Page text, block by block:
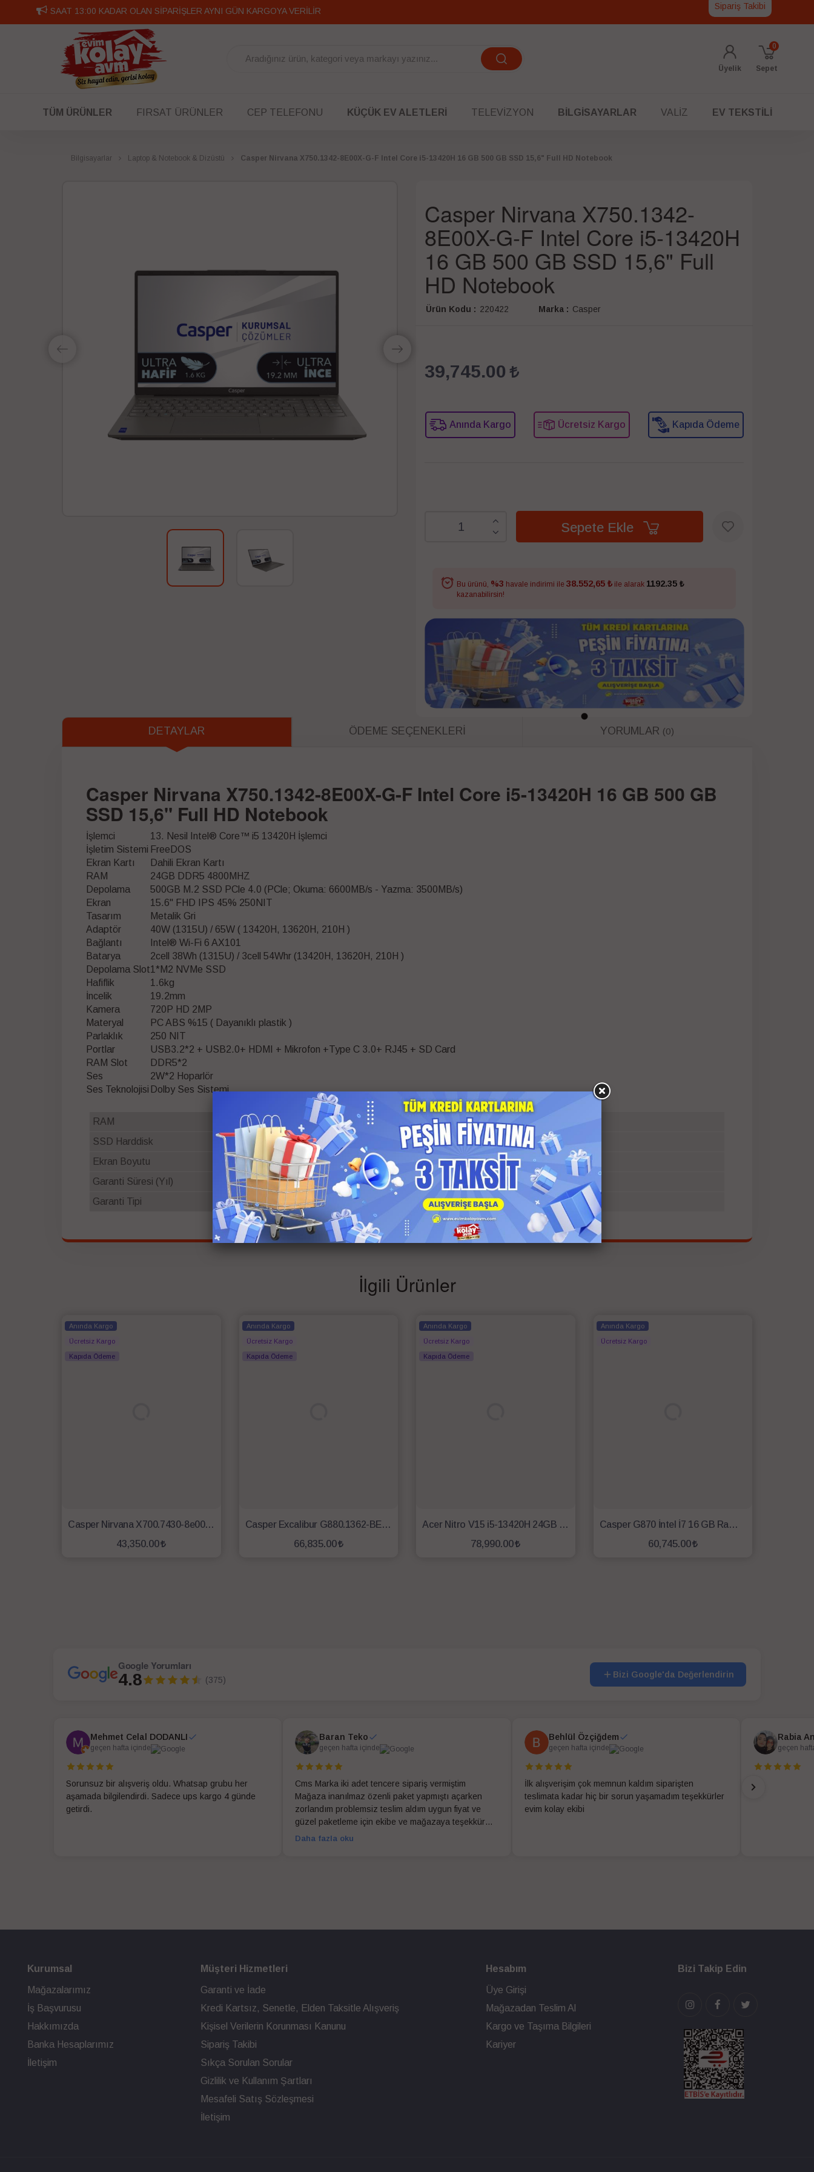
SAAT 13:00 KADAR OLAN SİPARİŞLER AYNI GÜN KARGOYA VERİLİR Sipariş Takibi
Üyelik Sepet
0
TÜM ÜRÜNLER FIRSAT ÜRÜNLER CEP TELEFONU KÜÇÜK EV ALETLERI TELEVIZYON BILGISAYARLAR VALIZ EV TEKSTILI
Bilgisayarlar Laptop & Notebook & Dizüstü Casper Nirvana X750.1342-8E00X-G-F Intel Core i5-13420H 16 GB 500 GB SSD 15,6" Full HD Notebook
Casper Nirvana X750.1342-
8E00X-G-F Intel Core i5-13420H
16 GB 500 GB SSD 15,6" Full
HD Notebook
Ürün Kodu : 220422 Marka : Casper
39,745.00
Anında Kargo Ücretsiz Kargo Kapıda Ödeme
Sepete Ekle
Bu ürünü, %3 havale indirimi ile38.552,65 ₺ ile alarak 1192.35 ₺
kazanabilirsin!
DETAYLAR ÖDEME SEÇENEKLERI YORUMLAR (0)
Casper Nirvana X750.1342-8E00X-G-F Intel Core i5-13420H 16 GB 500 GB
SSD 15,6" Full HD Notebook
İşlemci
13. Nesil Intel® Core™ i5 13420H İşlemci
İşletim Sistemi FreeDOS
Ekran Kartı
Dahili Ekran Kartı
RAM
24GB DDR5 4800MHZ
Depolama
500GB M.2 SSD PCle 4.0 (PCle; Okuma: 6600MB/s - Yazma: 3500MB/s)
Ekran
15.6" FHD IPS 45% 250NIT
Tasarım
Metalik Gri
Adaptör
40W (1315U) / 65W ( 13420H, 13620H, 210H )
Bağlantı
Intel® Wi-Fi 6 AX101
Batarya
2cell 38Wh (1315U) / 3cell 54Whr (13420H, 13620H, 210H )
Depolama Slot1*M2 NVMe SSD
Hafiflik
1.6kg
İncelik
19.2mm
Kamera
720P HD 2MP
Materyal
PC ABS %15 ( Dayanıklı plastik )
Parlaklık
250 NIT
Portlar
USB3.2*2 + USB2.0+ HDMI + Mikrofon +Type C 3.0+ RJ45 + SD Card
RAM Slot
DDR5*2
Ses
2W*2 Hoparlör
Ses Teknolojisi Dolby Ses Sistemi
RAM
16 GB
SSD Harddisk
500 GB
Ekran Boyutu
15.6
Garanti Süresi (Yıl)
Garanti Tipi
Resmi Distribütör Garantili
İlgili Ürünler
Anında Kargo
Ücretsiz Kargo
Kapıda Ödeme
Casper Nirvana X700.7430-8e00x-g-f R5- 7430u 8gb 500gb 15.6'' Fdos Notebook
43,350.00
Anında Kargo
Ücretsiz Kargo
Kapıda Ödeme
Casper Excalibur G880.1362-BEJ0X-C i7-13620H 16 GB 500 GB SSD RTX3050 6GB 15.6" Gaming Laptop
66,835.00
Anında Kargo
Ücretsiz Kargo
Kapıda Ödeme
Acer Nitro V15 i5-13420H 24GB 512GB SSD RTX3050/6GB 15.6'' 144Hz FHD W11P Oyun Bilgisayarı
78,990.00
Anında Kargo
Ücretsiz Kargo
Casper G870 İntel İ7 16 GB Ram 1 TB SSD Intel Graphics 15,6" Fhd Gaming Laptop
60,745.00
Google Yorumları
4.8 (375)
Bizi Google'da Değerlendirin
Mehmet Celal DODANLI
geçen hafta içinde
Sorunsuz bir alışveriş oldu. Whatsap grubu her
aşamada bilgilendirdi. Sadece ups kargo 4 günde
getirdi.
Baran Teko
geçen hafta içinde
Cms Marka iki adet tencere sipariş vermiştim
Mağaza inanılmaz özenli paket yapmıştı açarken
zorlandım problemsiz teslim aldım uygun fiyat ve
güzel paketleme için ekibe ve mağazaya teşekkür
ederim
Daha fazla oku
Behlül Özçiğdem
geçen hafta içinde
İlk alışverişim çok memnun kaldım siparişten
teslimata kadar hiç bir sorun yaşamadım teşekkürler
evim kolay ekibi
Rabia
geçen
Kurumsal
Mağazalarımız
İş Başvurusu
Hakkımızda
Banka Hesaplarımız
İletişim
Müşteri Hizmetleri
Garanti ve İade
Kredi Kartsız, Senetle, Elden Taksitle Alışveriş
Kişisel Verilerin Korunması Kanunu
Sipariş Takibi
Sıkça Sorulan Sorular
Gizlilik ve Kullanım Şartları
Mesafeli Satış Sözleşmesi
İletişim
Hesabım
Üye Girişi
Mağazadan Teslim Al
Kargo ve Taşıma Bilgileri
Kariyer
Bizi Takip Edin